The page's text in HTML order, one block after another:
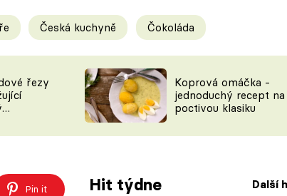
Novinky
ŠÉFREDAKTORKY
ČASOPIS
Prima
Sledujte nás
Česká kuchyně Čokoláda
řezy
Koprová omáčka -
jednoduchý recept na
poctivou klasiku
Pin it Hit týdne Další